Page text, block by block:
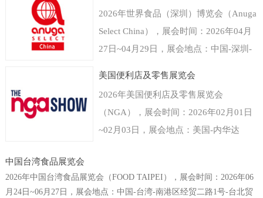
2026年世界食品（深圳）博览会（Anuga
Select China），展会时间：2026年04月
27日~04月29日，展会地点：中国-深圳-
举办周期：一年一届，展会面积：40000
平米，参展观众：35000人，参展商数量
及参展品牌达到800家。世界食品（深
湾区乃至中国华南以及东南亚国家和地区
的食品和饮料行业的国际型贸易展览会。
美国便利店及零售展览会
2026年美国便利店及零售展览会
（NGA），展会时间：2026年02月01日
~02月03日，展会地点：美国-内华达
办方：Clarion Events, Inc，举办周期：一
中国台湾食品展览会
2026年中国台湾食品展览会（FOOD TAIPEI），展会时间：2026年06
月24日~06月27日，展会地点：中国-台湾-南港区经贸二路1号-台北贸